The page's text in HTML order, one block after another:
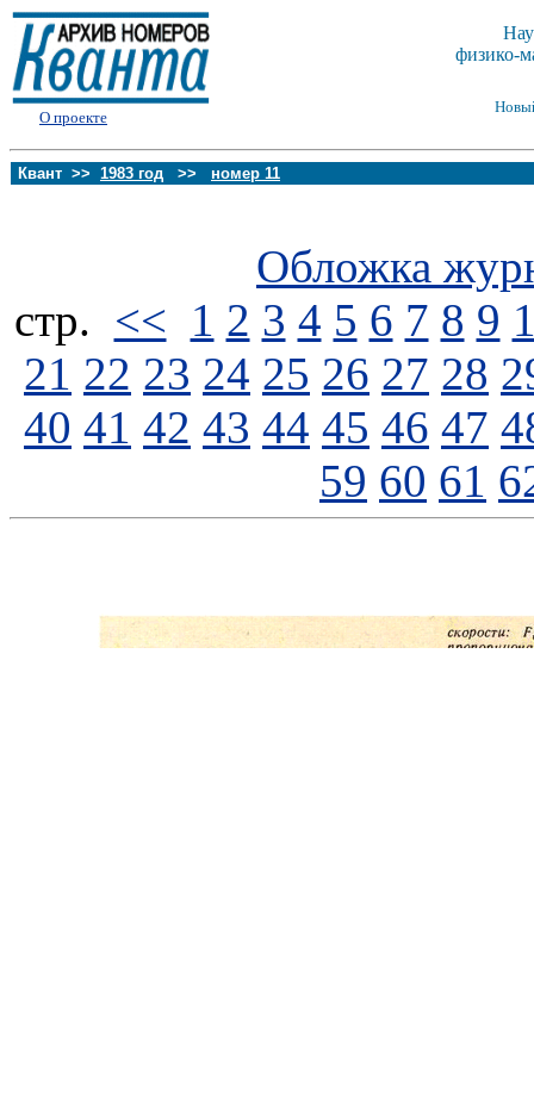
О проекте
физико-
Квант >> 1983 год >> номер 11
Обложка
стp. << 1 2 3 4 5 6 7 8 9
21 22 23 24 25 26 27 28
40 41 42 43 44 45 46 47
59 60 61